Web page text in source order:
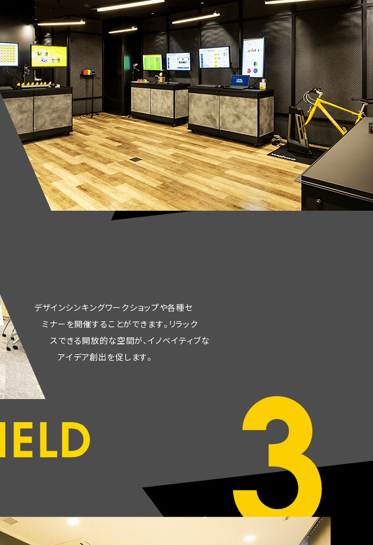
デザインシンキングワークショップや各種セ
ミナーを開催する こ とができ ます。 リラック
ス できる開放的な空間が、 イ ノベイティブな
アイデア創出を促 し ます。